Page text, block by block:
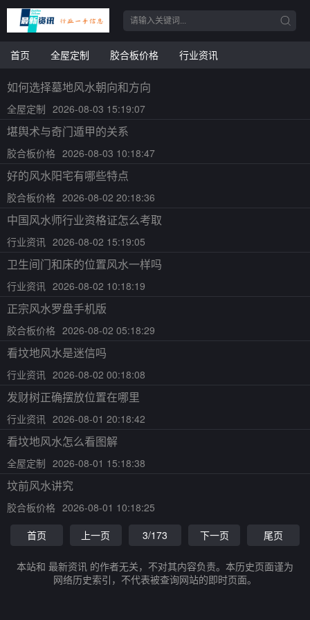
首页 全屋定制 胶合板价格 行业资讯
如何选择墓地风水朝向和方向
全屋定制 2026-08-03 15:19:07
堪舆术与奇门遁甲的关系
胶合板价格 2026-08-03 10:18:47
好的风水阳宅有哪些特点
胶合板价格 2026-08-02 20:18:36
中国风水师行业资格证怎么考取
行业资讯 2026-08-02 15:19:05
卫生间门和床的位置风水一样吗
行业资讯 2026-08-02 10:18:19
正宗风水罗盘手机版
胶合板价格 2026-08-02 05:18:29
看坟地风水是迷信吗
行业资讯 2026-08-02 00:18:08
发财树正确摆放位置在哪里
行业资讯 2026-08-01 20:18:42
看坟地风水怎么看图解
全屋定制 2026-08-01 15:18:38
坟前风水讲究
胶合板价格 2026-08-01 10:18:25
首页
上一页 3/173 下一页 尾页
本站和 最新资讯 的作者无关，不对其内容负责。本历史页面谨为
网络历史索引，不代表被查询网站的即时页面。